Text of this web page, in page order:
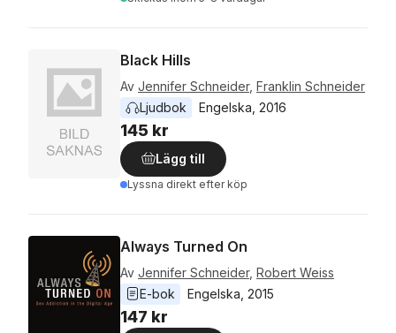
Black Hills
Av Jennifer Schneider, Franklin Schneider
Ljudbok
Engelska 2016
145 kr
Lägg till
Lyssna direkt efter köp
Always Turned On
Av Jennifer Schneider, Robert Weiss
E-bok
Engelska 2015
147 kr